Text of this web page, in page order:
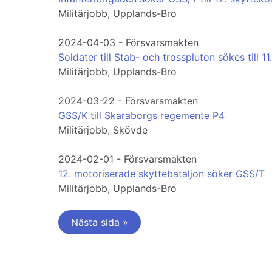
Militärjobb, Upplands-Bro
2024-04-03 - Försvarsmakten
Soldater till Stab- och trosspluton sökes till
Militärjobb, Upplands-Bro
2024-03-22 - Försvarsmakten
GSS/K till Skaraborgs regemente P4
Militärjobb, Skövde
2024-02-01 - Försvarsmakten
12. motoriserade skyttebataljon söker GSS/T
Militärjobb, Upplands-Bro
Nästa sida »